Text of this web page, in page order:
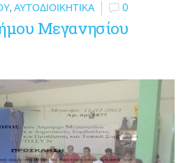
,ΑΥΤΟΔΙΟΙΚΗΤΙΚΆ 0
Μεγανησίου